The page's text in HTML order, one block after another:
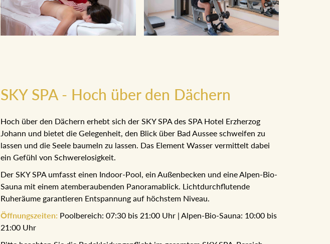
Johann und bietet die Gelegenheit, den Blick über Bad Aussee schweifen zu
lassen und die Seele baumeln zu lassen. Das Element Wasser vermittelt dabei ein
Gefühl von Schwerelosigkeit.
Der SKY SPA umfasst einen Indoor-Pool, ein Außenbecken und eine Alpen-Bio-
Sauna mit einem atemberaubenden Panoramablick. Lichtdurchflutende
Ruheräume garantieren Entspannung auf höchstem Niveau.
Öffnungszeiten:Poolbereich: 07:30 bis 21:00 Uhr | Alpen-Bio-Sauna: 10:00 bis
21:00 Uhr
Bitte beachten Sie die Badekleidungspflicht im gesamtem SKY SPA-Bereich